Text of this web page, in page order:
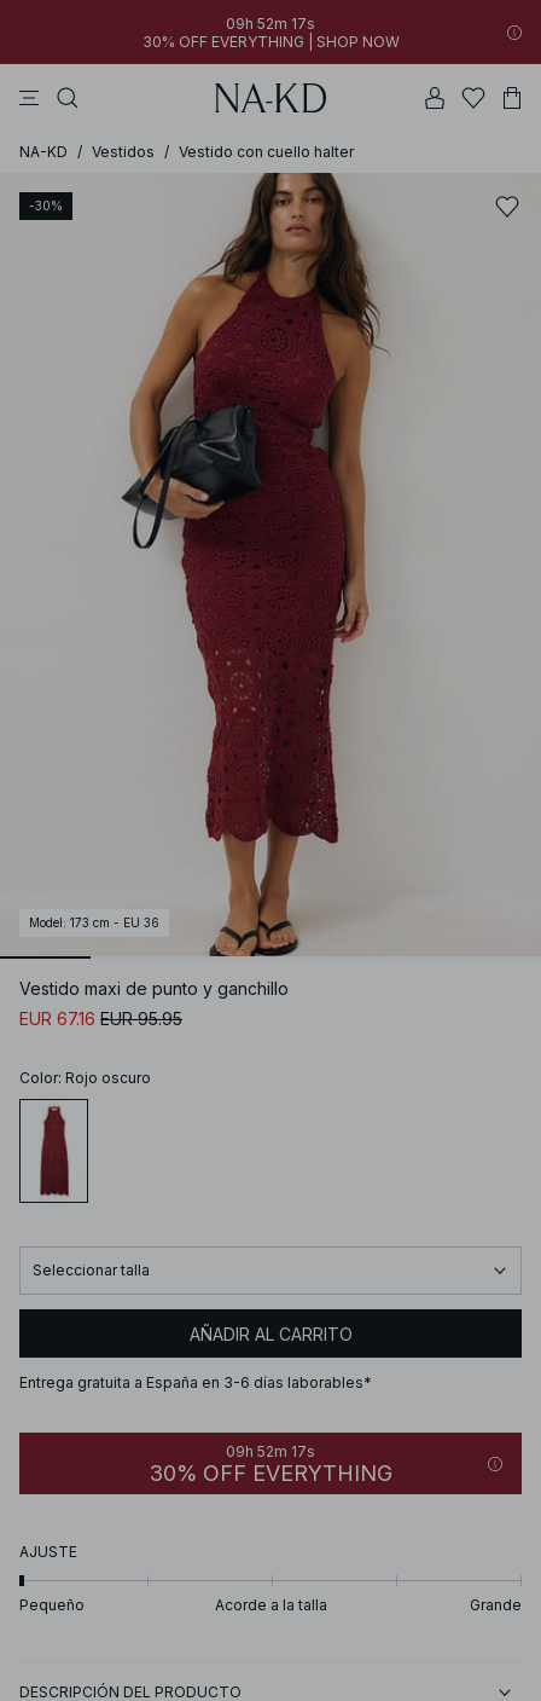
09h 52m 17s
30% OFF EVERYTHING | SHOP NOW
NA-KD / Vestidos / Vestido con cuello halter
-30%
Model : 173 cm - EU 36
Vestido maxi de punto y ganchillo
EUR 67.16 EUR 95.95
Color: Rojo oscuro
Seleccionar talla
AÑADIR AL CARRITO
Entrega gratuita a España en 3-6 días laborables*
09h 52m 17s
30% OFF EVERYTHING
AJUSTE
Pequeño Acorde a la talla Grande
DESCRIPCIÓN DEL PRODUCTO